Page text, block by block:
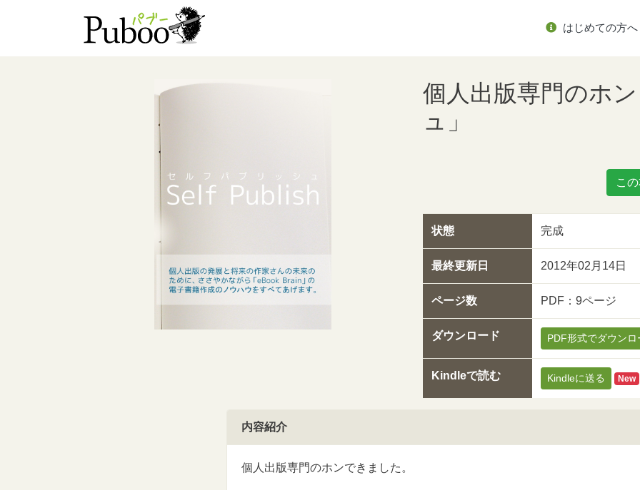
はじめての方へ
個人出版専門のホ
ュ」
こ
状態 完成
最終更新日 2012年02月14日
ページ数 PDF：9ページ
ダウンロード PDF形式でダウンロ
Kindleで読む Kindleに送る New
内容紹介
個人出版専門のホンできました。